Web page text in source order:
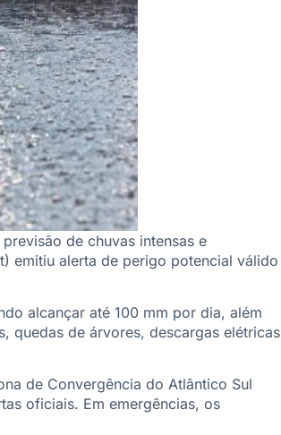
de chuvas intensas e
emitiu alerta de perigo potencial válido
alcançar até 100 mm por dia, além
quedas de árvores, descargas elétricas
de Convergência do Atlântico Sul
oficiais. Em emergências, os